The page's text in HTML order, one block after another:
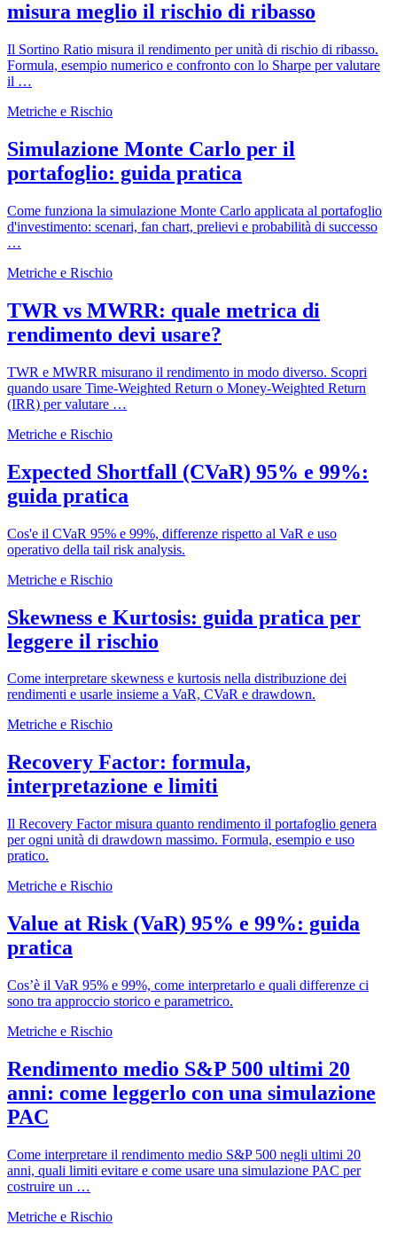
misura meglio il rischio di ribasso
Il Sortino Ratio misura il rendimento per unità di rischio di ribasso.
Formula, esempio numerico e confronto con lo Sharpe per valutare
il …
Metriche e Rischio
Simulazione Monte Carlo per il
portafoglio: guida pratica
Come funziona la simulazione Monte Carlo applicata al portafoglio
d'investimento: scenari, fan chart, prelievi e probabilità di successo
…
Metriche e Rischio
TWR vs MWRR: quale metrica di
rendimento devi usare?
TWR e MWRR misurano il rendimento in modo diverso. Scopri
quando usare Time-Weighted Return o Money-Weighted Return
(IRR) per valutare …
Metriche e Rischio
Expected Shortfall (CVaR) 95% e 99%:
guida pratica
Cos'e il CVaR 95% e 99%, differenze rispetto al VaR e uso
operativo della tail risk analysis.
Metriche e Rischio
Skewness e Kurtosis: guida pratica per
leggere il rischio
Come interpretare skewness e kurtosis nella distribuzione dei
rendimenti e usarle insieme a VaR, CVaR e drawdown.
Metriche e Rischio
Recovery Factor: formula,
interpretazione e limiti
Il Recovery Factor misura quanto rendimento il portafoglio genera
per ogni unità di drawdown massimo. Formula, esempio e uso
pratico.
Metriche e Rischio
Value at Risk (VaR) 95% e 99%: guida
pratica
Cos’è il VaR 95% e 99%, come interpretarlo e quali differenze ci
sono tra approccio storico e parametrico.
Metriche e Rischio
Rendimento medio S&P 500 ultimi 20
anni: come leggerlo con una simulazione
PAC
Come interpretare il rendimento medio S&P 500 negli ultimi 20
anni, quali limiti evitare e come usare una simulazione PAC per
costruire un …
Metriche e Rischio